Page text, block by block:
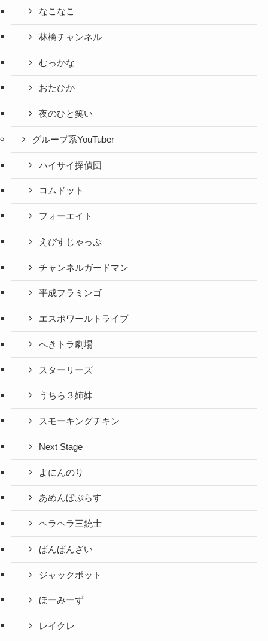
なこなこ
林檎チャンネル
むっかな
おたひか
夜のひと笑い
グループ系YouTuber
ハイサイ探偵団
コムドット
フォーエイト
えびすじゃっぷ
チャンネルガードマン
平成フラミンゴ
エスポワールトライブ
へきトラ劇場
スターリーズ
うちら３姉妹
スモーキングチキン
Next Stage
よにんのり
あめんぼぷらす
ヘラヘラ三銃士
ばんばんざい
ジャックポット
ほーみーず
レイクレ